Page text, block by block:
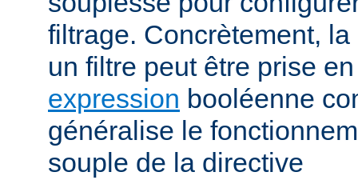
filtrage. Concrètement,
un filtre peut être prise
expression booléenne
généralise le
souple de la directive